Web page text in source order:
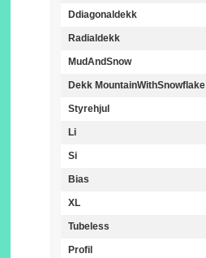
Ddiagonaldekk
Radialdekk
MudAndSnow
Dekk MountainWithSnowflake
Styrehjul
Li
Si
Bias
XL
Tubeless
Profil